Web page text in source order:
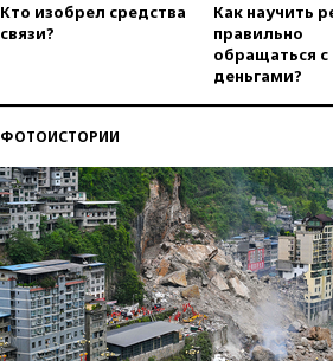
Кто изобрел средства
связи?
Как научить
правильно
обращаться с
деньгами?
ФОТОИСТОРИИ